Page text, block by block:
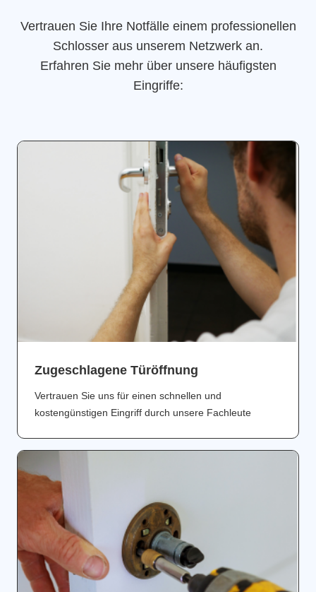
Vertrauen Sie Ihre Notfälle einem professionellen
Schlosser aus unserem Netzwerk an.
Erfahren Sie mehr über unsere häufigsten
Eingriffe:
Zugeschlagene Türöffnung
Vertrauen Sie uns für einen schnellen und
kostengünstigen Eingriff durch unsere Fachleute